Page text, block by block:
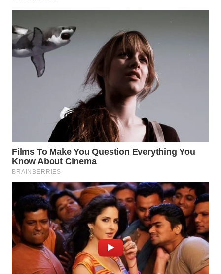
WAHANA
INFRASTRUKTUR
WAHANA
KONSUMEN
TRAVEL
WAHANA
TV
WAHANANEWS
ID
WAHANANEWS
CO ID